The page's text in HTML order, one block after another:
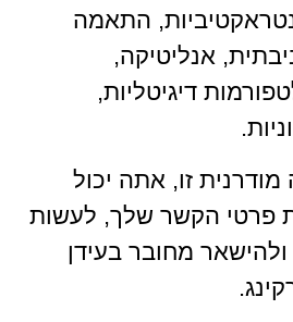
התאמה
אנליטיקה,
דיגיטליות,
מודרנית זו, אתה יכול
פרטי הקשר שלך, לעשות
מחובר בעידן